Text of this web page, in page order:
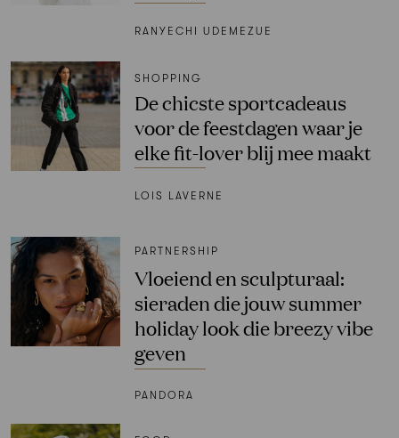
RANYECHI UDEMEZUE
SHOPPING
De chicste sportcadeaus
voor de feestdagen waar je
elke fit-lover blij mee maakt
LOIS LAVERNE
PARTNERSHIP
Vloeiend en sculpturaal:
sieraden die jouw summer
holiday look die breezy vibe
geven
PANDORA